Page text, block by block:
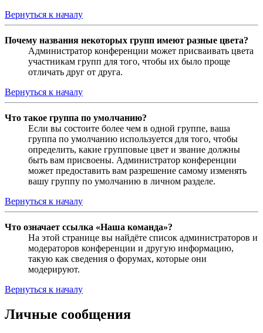
Вернуться к началу
Почему названия некоторых групп имеют разные цвета?
Администратор конференции может присваивать цвета
участникам групп для того, чтобы их было проще
отличать друг от друга.
Вернуться к началу
Что такое группа по умолчанию?
Если вы состоите более чем в одной группе, ваша
группа по умолчанию используется для того, чтобы
определить, какие групповые цвет и звание должны
быть вам присвоены. Администратор конференции
может предоставить вам разрешение самому изменять
вашу группу по умолчанию в личном разделе.
Вернуться к началу
Что означает ссылка «Наша команда»?
На этой странице вы найдёте список администраторов и
модераторов конференции и другую информацию,
такую как сведения о форумах, которые они
модерируют.
Вернуться к началу
Личные сообщения